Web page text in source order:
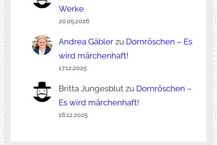
Werke
20.05.2026
Andrea Gäblerzu Dornröschen – Es
wird märchenhaft!
17.12.2025
Britta Jungesblutzu Dornröschen –
Es wird märchenhaft!
16.12.2025